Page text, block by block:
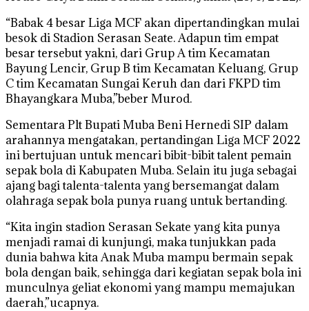
“Babak 4 besar Liga MCF akan dipertandingkan mulai
besok di Stadion Serasan Seate. Adapun tim empat
besar tersebut yakni, dari Grup A tim Kecamatan
Bayung Lencir, Grup B tim Kecamatan Keluang, Grup
C tim Kecamatan Sungai Keruh dan dari FKPD tim
Bhayangkara Muba,”beber Murod.
Sementara Plt Bupati Muba Beni Hernedi SIP dalam
arahannya mengatakan, pertandingan Liga MCF 2022
ini bertujuan untuk mencari bibit-bibit talent pemain
sepak bola di Kabupaten Muba. Selain itu juga sebagai
ajang bagi talenta-talenta yang bersemangat dalam
olahraga sepak bola punya ruang untuk bertanding.
“Kita ingin stadion Serasan Sekate yang kita punya
menjadi ramai di kunjungi, maka tunjukkan pada
dunia bahwa kita Anak Muba mampu bermain sepak
bola dengan baik, sehingga dari kegiatan sepak bola ini
munculnya geliat ekonomi yang mampu memajukan
daerah,”ucapnya.